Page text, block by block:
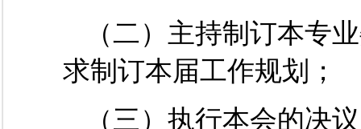
（二）主持制订本专
求制订本届工作规划；
（三）执行本会的决